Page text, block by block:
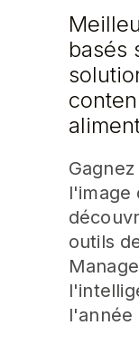
basés
l'image
outils
l'année